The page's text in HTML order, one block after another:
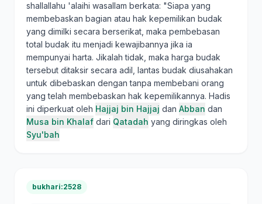
shallallahu 'alaihi wasallam berkata: "Siapa yang
membebaskan bagian atau hak kepemilikan budak
yang dimilki secara berserikat, maka pembebasan
total budak itu menjadi kewajibannya jika ia
mempunyai harta. Jikalah tidak, maka harga budak
tersebut ditaksir secara adil, lantas budak diusahakan
untuk dibebaskan dengan tanpa membebani orang
yang telah membebaskan hak kepemilikannya. Hadis
ini diperkuat oleh Hajjaj bin Hajjaj dan Abban dan
Musa bin Khalaf dari Qatadah yang diringkas oleh
Syu'bah
bukhari:2528